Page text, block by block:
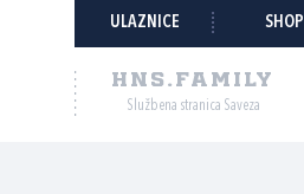
ULAZNICE SHOP
HNS.FAMILY
Službena stranica Saveza